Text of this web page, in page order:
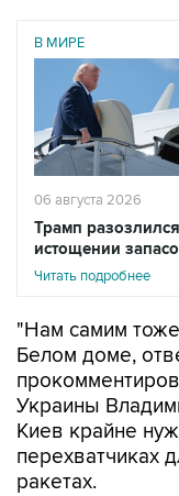
В МИРЕ
06 августа 2026
Трамп
истощении
Читать подробнее
"Нам самим
Белом доме,
Украины
Киев крайне
перехватчиках
ракетах.